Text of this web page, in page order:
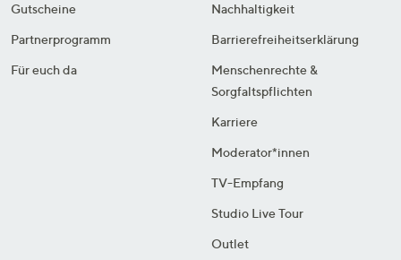
Gutscheine
Partnerprogramm
Für euch da
Nachhaltigkeit
Barrierefreiheitserklärung
Menschenrechte &
Sorgfaltspflichten
Karriere
Moderator*innen
TV-Empfang
Studio Live Tour
Outlet